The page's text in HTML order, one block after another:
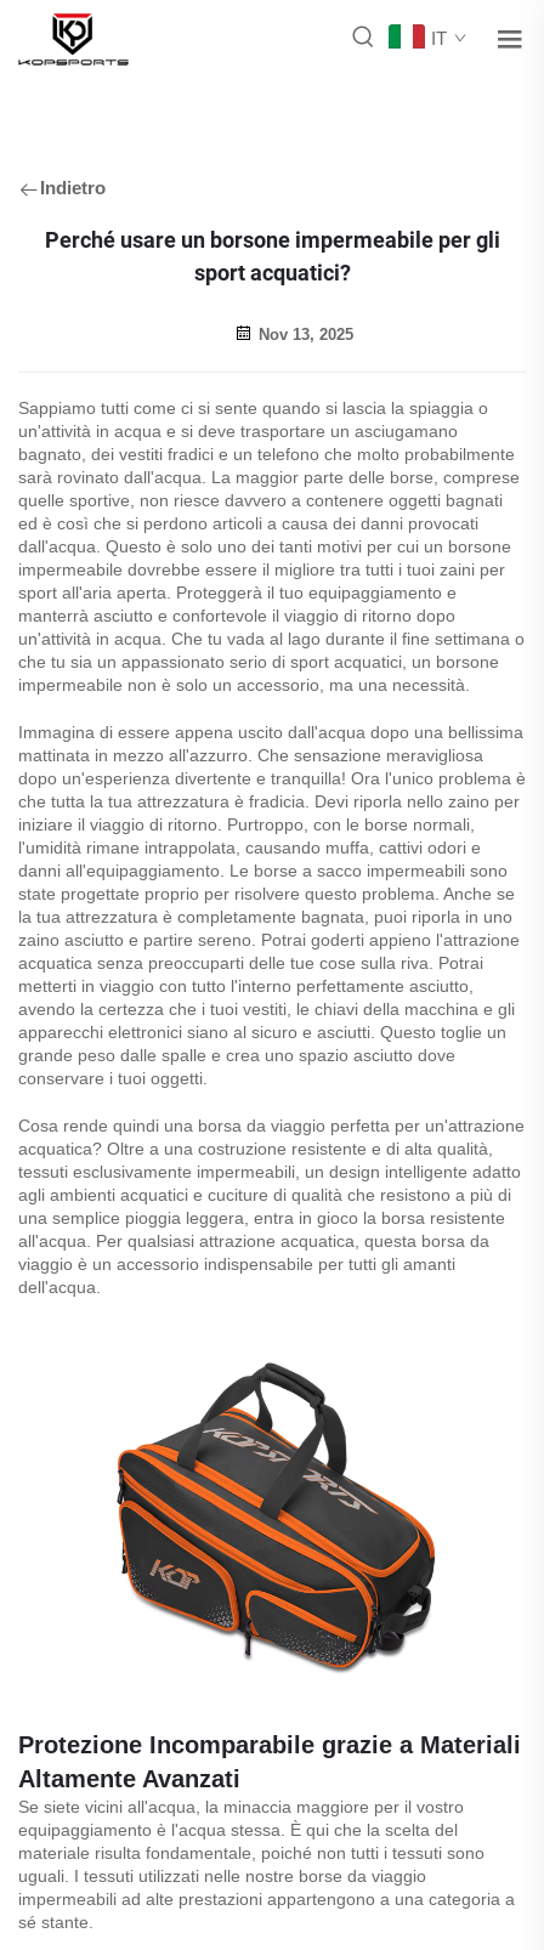
IT
Indietro
Perché usare un borsone impermeabile per gli
sport acquatici?
Nov 13, 2025
Sappiamo tutti come ci si sente quando si lascia la spiaggia o
un'attività in acqua e si deve trasportare un asciugamano
bagnato, dei vestiti fradici e un telefono che molto probabilmente
sarà rovinato dall'acqua. La maggior parte delle borse, comprese
quelle sportive, non riesce davvero a contenere oggetti bagnati
ed è così che si perdono articoli a causa dei danni provocati
dall'acqua. Questo è solo uno dei tanti motivi per cui un borsone
impermeabile dovrebbe essere il migliore tra tutti i tuoi zaini per
sport all'aria aperta. Proteggerà il tuo equipaggiamento e
manterrà asciutto e confortevole il viaggio di ritorno dopo
un'attività in acqua. Che tu vada al lago durante il fine settimana o
che tu sia un appassionato serio di sport acquatici, un borsone
impermeabile non è solo un accessorio, ma una necessità.
Immagina di essere appena uscito dall'acqua dopo una bellissima
mattinata in mezzo all'azzurro. Che sensazione meravigliosa
dopo un'esperienza divertente e tranquilla! Ora l'unico problema è
che tutta la tua attrezzatura è fradicia. Devi riporla nello zaino per
iniziare il viaggio di ritorno. Purtroppo, con le borse normali,
l'umidità rimane intrappolata, causando muffa, cattivi odori e
danni all'equipaggiamento. Le borse a sacco impermeabili sono
state progettate proprio per risolvere questo problema. Anche se
la tua attrezzatura è completamente bagnata, puoi riporla in uno
zaino asciutto e partire sereno. Potrai goderti appieno l'attrazione
acquatica senza preoccuparti delle tue cose sulla riva. Potrai
metterti in viaggio con tutto l'interno perfettamente asciutto,
avendo la certezza che i tuoi vestiti, le chiavi della macchina e gli
apparecchi elettronici siano al sicuro e asciutti. Questo toglie un
grande peso dalle spalle e crea uno spazio asciutto dove
conservare i tuoi oggetti.
Cosa rende quindi una borsa da viaggio perfetta per un'attrazione
acquatica? Oltre a una costruzione resistente e di alta qualità,
tessuti esclusivamente impermeabili, un design intelligente adatto
agli ambienti acquatici e cuciture di qualità che resistono a più di
una semplice pioggia leggera, entra in gioco la borsa resistente
all'acqua. Per qualsiasi attrazione acquatica, questa borsa da
viaggio è un accessorio indispensabile per tutti gli amanti
dell'acqua.
Protezione Incomparabile grazie a Materiali
Altamente Avanzati
Se siete vicini all'acqua, la minaccia maggiore per il vostro
equipaggiamento è l'acqua stessa. È qui che la scelta del
materiale risulta fondamentale, poiché non tutti i tessuti sono
uguali. I tessuti utilizzati nelle nostre borse da viaggio
impermeabili ad alte prestazioni appartengono a una categoria a
sé stante.